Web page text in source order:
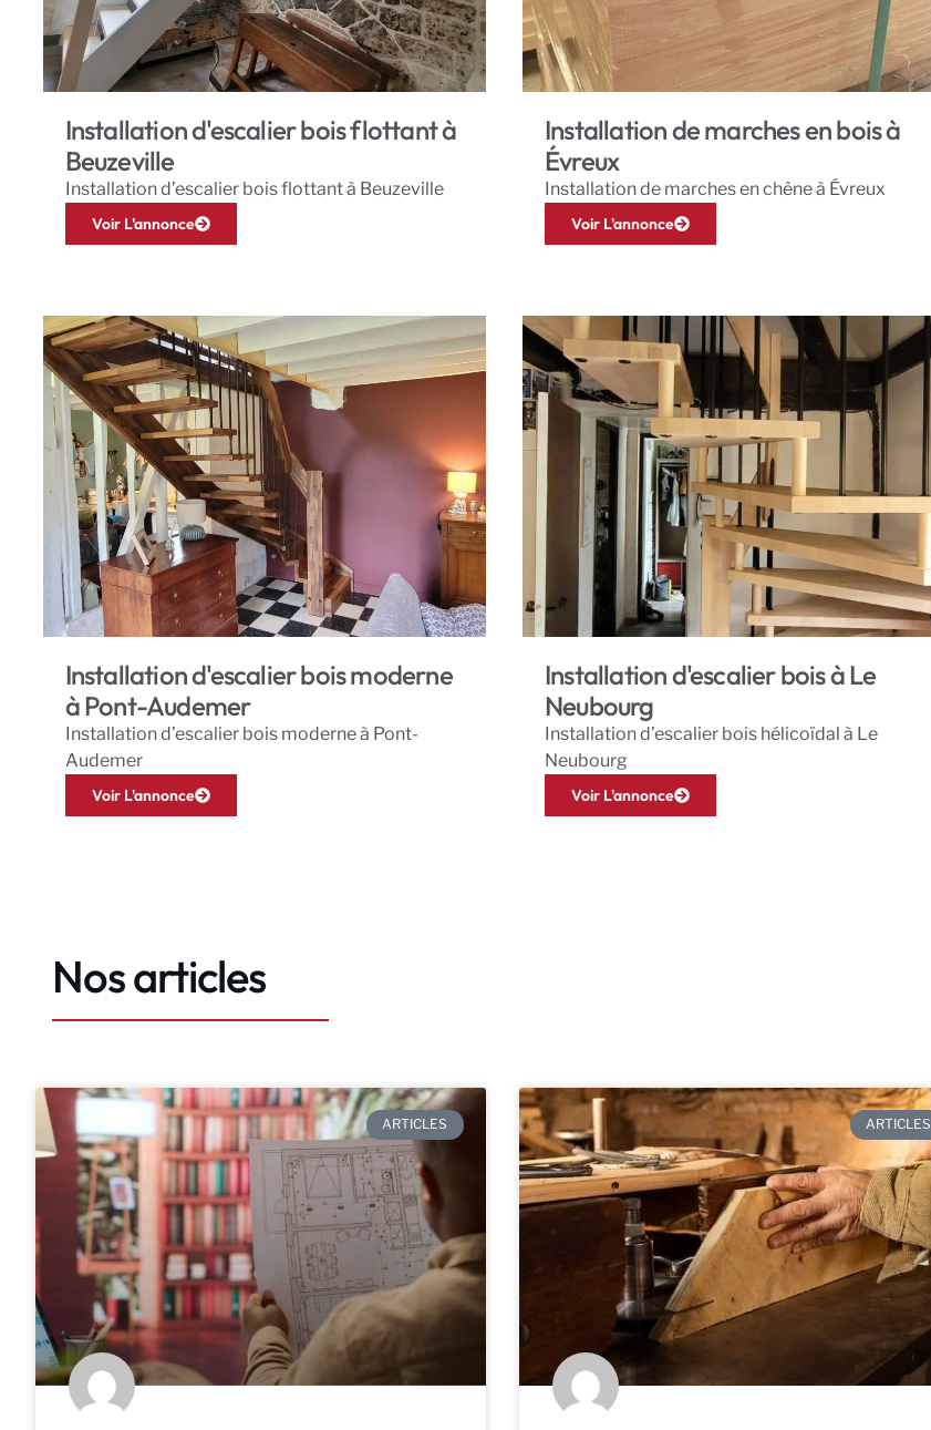
Installation d'escalier bois flottant à
Beuzeville
Installation d’escalier bois flottant à Beuzeville
Voir L'annonce
Installation de marches en bois à
Évreux
Installation de marches en chêne à Évreux
Voir L'annonce
Installation d'escalier bois moderne
à Pont-Audemer
Installation d’escalier bois moderne à Pont-
Audemer
Voir L'annonce
Installation d'escalier bois à Le
Neubourg
Installation d’escalier bois hélicoïdal à Le
Neubourg
Voir L'annonce
Nos articles
ARTICLES ARTICLES